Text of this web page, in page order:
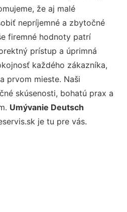
že aj malé
nepríjemné a zbytočné
firemné hodnoty patrí
prístup a úprimná
každého zákazníka,
prvom mieste. Naši
skúsenosti, bohatú prax a
Umývanie Deutsch
je tu pre vás.